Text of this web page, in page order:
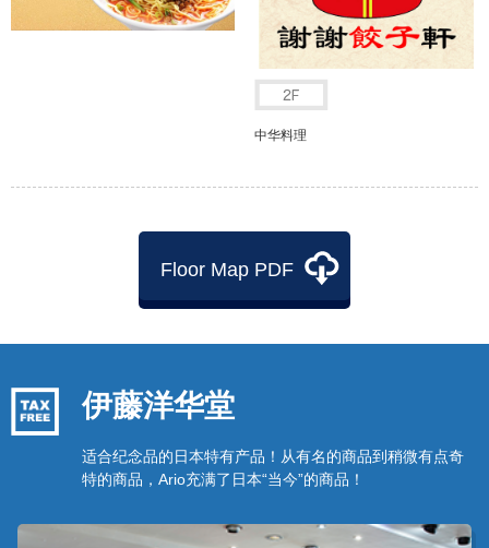
中华料理
Floor Map PDF
伊藤洋华堂
适合纪念品的日本特有产品！从有名的商品到稍微有点奇
特的商品，Ario充满了日本“当今”的商品！